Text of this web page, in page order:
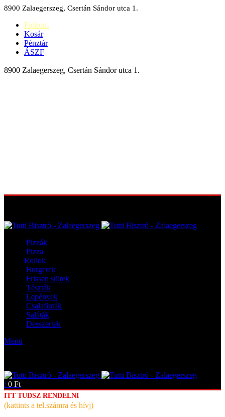
8900 Zalaegerszeg, Csertán Sándor utca 1.
Fiókom
Kosár
Pénztár
ÁSZF
8900 Zalaegerszeg, Csertán Sándor utca 1.
Pizzák
Pizza
Rollok
Burgerek
Frissen sültek
Tészták
Lepények
Csalafinták
Saláták
Desszertek
Menü
/ 0 Ft
ITT TUDSZ RENDELNI
(kattints a tel.számra és hívj)